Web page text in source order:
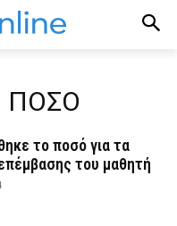
ΠΟΣΟ
το ποσό για τα
του μαθητή